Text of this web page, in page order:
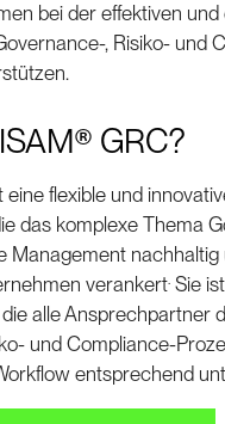
bei der effektiven und
, Risiko- und
GRC?
flexible und
das komplexe Thema
Management nachhaltig
verankert Sie
alle Ansprechpartner
und Compliance-
entsprechend